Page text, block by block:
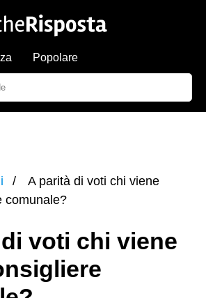
Popolare
A parità di voti chi viene
comunale?
voti chi viene